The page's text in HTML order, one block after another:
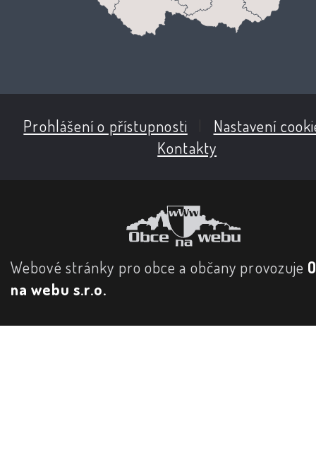
Prohlášení o přístupnosti
Nastavení
Kontakty
Webové stránky pro obce a občany provozuje
na webu s.r.o.